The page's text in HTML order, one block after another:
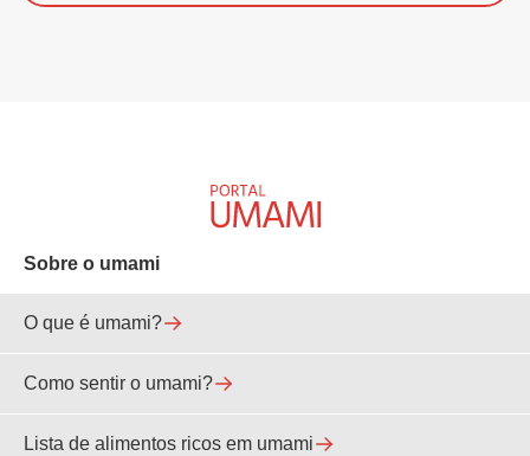
Sobre o umami
O que é umami?
Como sentir o umami?
Lista de alimentos ricos em umami